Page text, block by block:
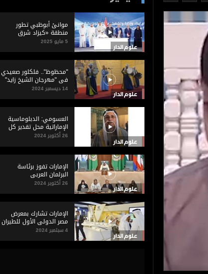
علوم الدار
موانئ أبوظبي تطور
منطقة «كيزاد شرق
بورسعيد» في مصر
5 مايو 2025
علوم الدار
"محظوظ".. فلكلور صعيدي
في "مهرجان الشيخ زايد"
14 ديسمبر 2024
علوم الدار
العسومي: الدبلوماسية
الإماراتية محل تقدير كل
الدول العربية
26 أكتوبر 2024
علوم الدار
الإمارات تفوز برئاسة
البرلمان العربي
26 أكتوبر 2024
علوم الدار
الإمارات تشارك بمعرض
مصر الدولي الأول للطيران
والفضاء
4 سبتمبر 2024